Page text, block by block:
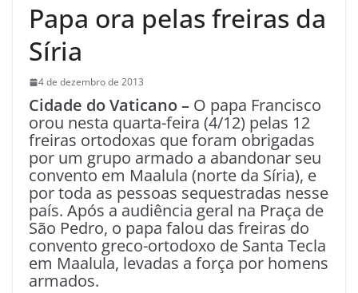
Papa ora pelas freiras da
Síria
4 de dezembro de 2013
Cidade do Vaticano – O papa Francisco
orou nesta quarta-feira (4/12) pelas 12
freiras ortodoxas que foram obrigadas
por um grupo armado a abandonar seu
convento em Maalula (norte da Síria), e
por toda as pessoas sequestradas nesse
país. Após a audiência geral na Praça de
São Pedro, o papa falou das freiras do
convento greco-ortodoxo de Santa Tecla
em Maalula, levadas a força por homens
armados.